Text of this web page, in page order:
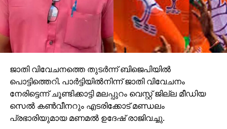
ഗോവാദികളോട് ‘തന്റെ നേര്‍ക്ക് വെടിവെക്കൂ’ എന്ന തള്ള്
പോലൊന്നെങ്കിലും വിജയനില്‍നിന്ന് കേരളം
പ്രതീക്ഷിക്കുന്നു. അതുമില്ലെങ്കില്‍ ആ കസേര
മറ്റാര്‍ക്കെങ്കിലും ഒഴിഞ്ഞുകൊടുക്കണം.
RELATED TOPICS: EDITORIAL
UP NEXT
കുറ്റാരോപിതര്‍ സ്വതന്ത്രരും അന്വേഷകന്‍
കുറ്റവാളികളുമാകുന്നു
ജാതി വിവേചനത്തെ തുടര്‍ന്ന് ബിജെപിയില്‍
പൊട്ടിത്തെറി. പാര്‍ട്ടിയില്‍നിന്ന് ജാതി വിവേചനം
നേരിട്ടെന്ന് ചൂണ്ടിക്കാട്ടി മലപ്പുറം വെസ്റ്റ് ജില്ല മീഡിയ
സെല്‍ കണ്‍വീനറും എടരിക്കോട് മണ്ഡലം
പ്രഭാരിയുമായ മണമല്‍ ഉദേഷ് രാജിവച്ചു.